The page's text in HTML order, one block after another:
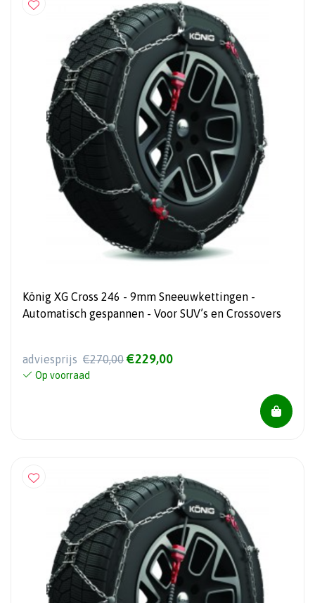
König XG Cross 246 - 9mm Sneeuwkettingen -
Automatisch gespannen - Voor SUV’s en Crossovers
adviesprijs €270,00 €229,00
Op voorraad